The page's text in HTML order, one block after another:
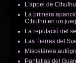
L'appel de
La primera
Cthulhu en un
La reputació del
Las Tierras del
Miscelánea
Pantallas del